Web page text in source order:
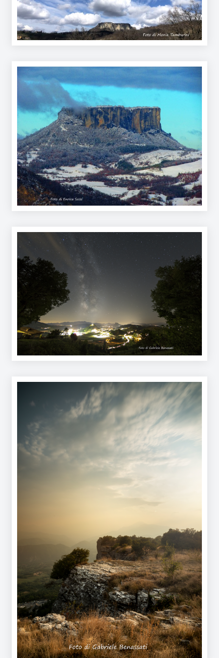
Novità
Leggi Atti Bandi
Piani Programmi
Progetti